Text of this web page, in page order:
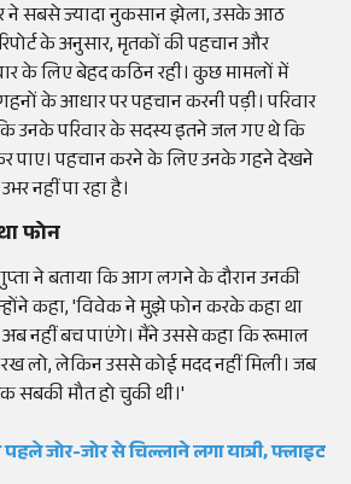
ने सबसे ज्यादा नुकसान झेला, उसके आठ
के अनुसार, मृतकों की पहचान और
के लिए बेहद कठिन रही। कुछ मामलों में
के आधार पर पहचान करनी पड़ी। परिवार
उनके परिवार के सदस्य इतने जल गए थे कि
पाए। पहचान करने के लिए उनके गहने देखने
नहीं पा रहा है।
फोन
ने बताया कि आग लगने के दौरान उनकी
कहा, 'विवेक ने मुझे फोन करके कहा था
नहीं बच पाएंगे। मैंने उससे कहा कि रूमाल
लो, लेकिन उससे कोई मदद नहीं मिली। जब
सबकी मौत हो चुकी थी।'
जोर-जोर से चिल्लाने लगा यात्री, फ्लाइट